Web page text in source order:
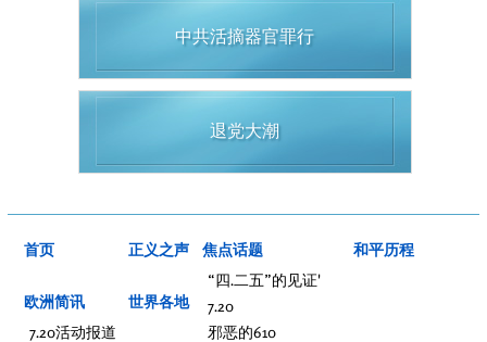
中共活摘器官罪行
退党大潮
首页
欧洲简讯
7.20活动报道
正义之声
世界各地
焦点话题
“四.二五”的见证'
7.20
邪恶的610
和平历程